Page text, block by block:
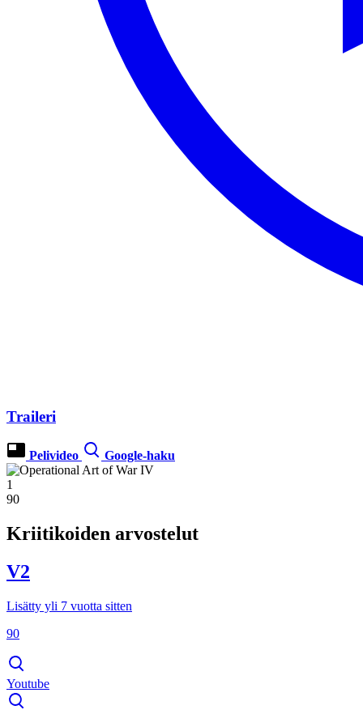
Traileri
Pelivideo Google-haku
1
90
Kriitikoiden arvostelut
V2
Lisätty yli 7 vuotta sitten
90
Youtube